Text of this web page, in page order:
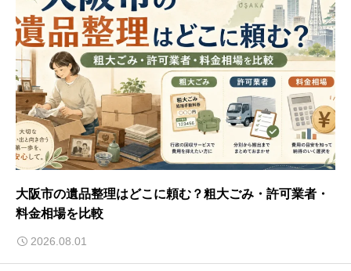
大阪市の遺品整理はどこに頼む？粗大ごみ・許可業者・
料金相場を比較
2026.08.01